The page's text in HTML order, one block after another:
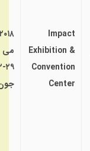
Impact
Exhibition &
Convention
Center
۲۰۱۸
می